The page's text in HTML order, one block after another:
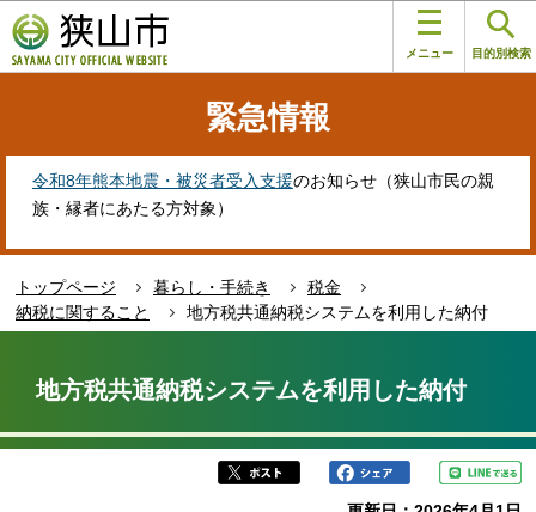
の
ペ
す
メニュー 目的別検索
緊急情報
令和8年熊本地震・被災者受入支援のお知らせ（狭山市民の親
族・縁者にあたる方対象）
トップページ 暮らし・手続き
税金
納税に関すること
地方税共通納税システムを利用した納付
か
地方税共通納税システムを利用した納付